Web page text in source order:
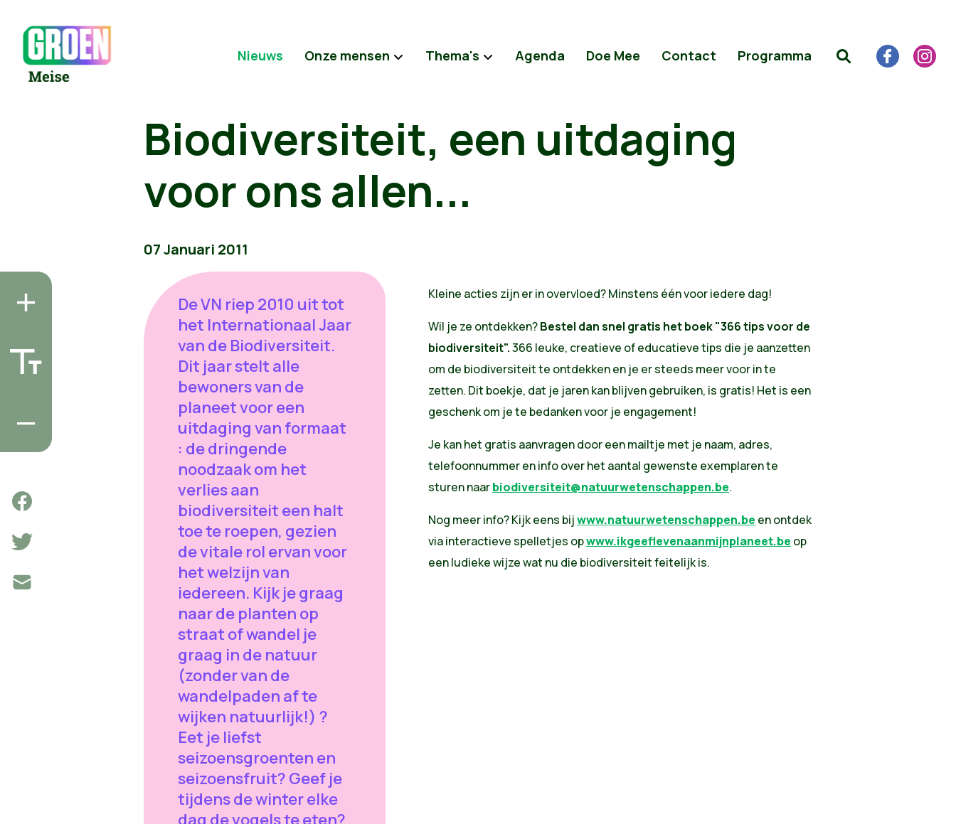
Nieuws Onze mensen Thema's Agenda Doe Mee Contact Programma
Biodiversiteit, een uitdaging
voor ons allen...
07 Januari 2011
De VN riep 2010 uit tot
het Internationaal Jaar
van de Biodiversiteit.
Dit jaar stelt alle
bewoners van de
planeet voor een
uitdaging van formaat
: de dringende
noodzaak om het
verlies aan
biodiversiteit een halt
toe te roepen, gezien
de vitale rol ervan voor
het welzijn van
iedereen. Kijk je graag
naar de planten op
straat of wandel je
graag in de natuur
(zonder van de
wandelpaden af te
wijken natuurlijk!) ?
Eet je liefst
seizoensgroenten en
seizoensfruit? Geef je
tijdens de winter elke
dag de vogels te eten?
Kleine acties zijn er in overvloed? Minstens één voor iedere dag!
Wil je ze ontdekken?Bestel dan snel gratis het boek "366 tips voor de
biodiversiteit".366 leuke, creatieve of educatieve tips die je aanzetten
om de biodiversiteit te ontdekken en je er steeds meer voor in te
zetten. Dit boekje, dat je jaren kan blijven gebruiken, is gratis! Het is een
geschenk om je te bedanken voor je engagement!
Je kan het gratis aanvragen door een mailtje met je naam, adres,
telefoonnummer en info over het aantal gewenste exemplaren te
sturen naarbiodiversiteit@natuurwetenschappen.be.
Nog meer info? Kijk eens bijwww.natuurwetenschappen.be en ontdek
via interactieve spelletjes opwww.ikgeeflevenaanmijnplaneet.be op
een ludieke wijze wat nu die biodiversiteit feitelijk is.